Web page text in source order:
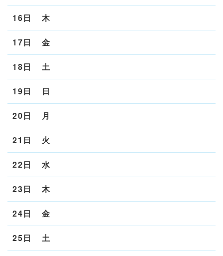
16日 木
17日 金
18日 土
19日 日
20日 月
21日 火
22日 水
23日 木
24日 金
25日 土